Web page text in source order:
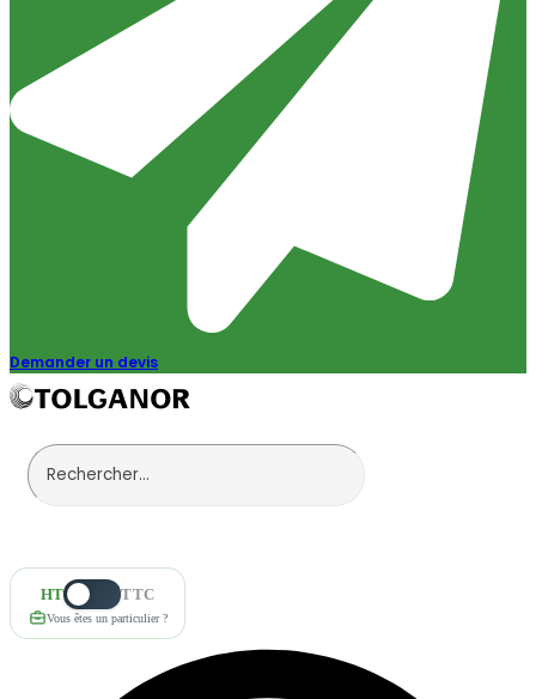
Demander un devis
HT TTC
Vous êtes un particulier ?